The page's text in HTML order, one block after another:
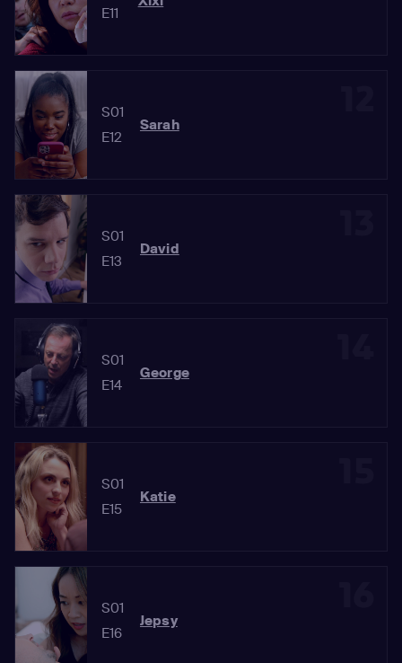
E11
S01
E12
Sarah
S01
E13
David
S01
E14
George
S01
E15
Katie
S01
E16
Jepsy